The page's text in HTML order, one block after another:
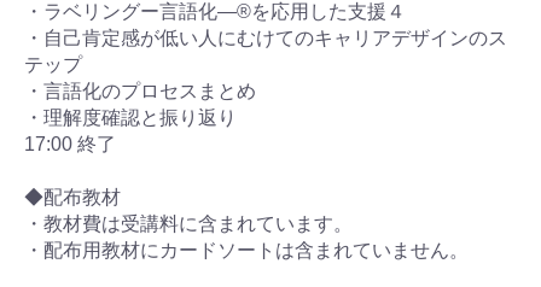
・ラベリングー言語化―®を応用した支援４
・自己肯定感が低い人にむけてのキャリアデザインのス
テップ
・言語化のプロセスまとめ
・理解度確認と振り返り
17:00 終了
◆配布教材
・教材費は受講料に含まれています。
・配布用教材にカードソートは含まれていません。